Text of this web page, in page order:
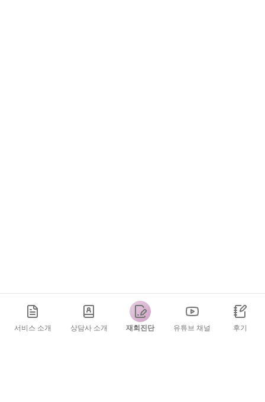
서비스 소개 상담사 소개 재회진단 유튜브 채널 후기